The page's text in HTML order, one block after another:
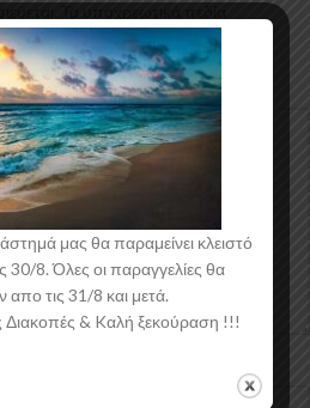
μας θα παραμείνει κλειστό
30/8. Όλες οι παραγγελίες θα
απο τις 31/8 και μετά.
Διακοπές & Kαλή ξεκούραση !!!